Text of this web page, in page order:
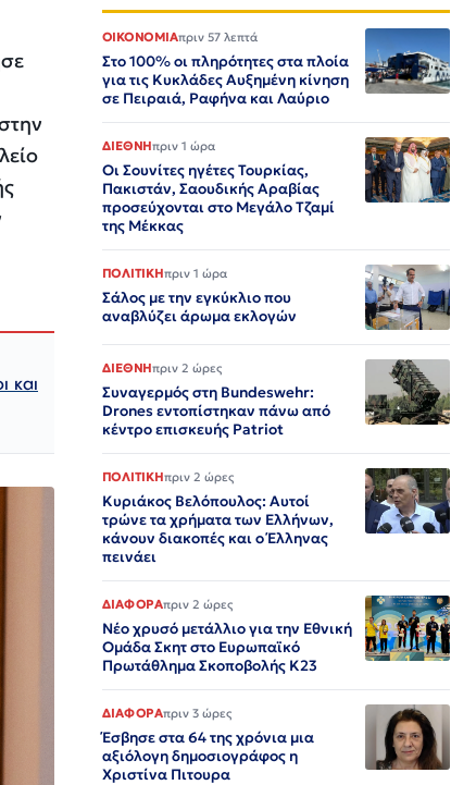
και
ΟΙΚΟΝΟΜΙΑπριν 57 λεπτά
Στο 100% οι πληρότητες στα πλοία
για τις Κυκλάδες Αυξημένη κίνηση
σε Πειραιά, Ραφήνα και Λαύριο
ΔΙΕΘΝΗπριν 1 ώρα
Οι Σουνίτες ηγέτες Τουρκίας,
Πακιστάν, Σαουδικής Αραβίας
προσεύχονται στο Μεγάλο Τζαμί
της Μέκκας
ΠΟΛΙΤΙΚΗπριν 1 ώρα
Σάλος με την εγκύκλιο που
αναβλύζει άρωμα εκλογών
ΔΙΕΘΝΗπριν 2 ώρες
Συναγερμός στη Bundeswehr:
Drones εντοπίστηκαν πάνω από
κέντρο επισκευής Patriot
ΠΟΛΙΤΙΚΗπριν 2 ώρες
Κυριάκος Βελόπουλος: Αυτοί
τρώνε τα χρήματα των Ελλήνων,
κάνουν διακοπές και ο Έλληνας
πεινάει
ΔΙΑΦΟΡΑπριν 2 ώρες
Nέο χρυσό μετάλλιο για την Εθνική
Ομάδα Σκητ στο Ευρωπαϊκό
Πρωτάθλημα Σκοποβολής Κ23
ΔΙΑΦΟΡΑπριν 3 ώρες
Έσβησε στα 64 της χρόνια μια
αξιόλογη δημοσιογράφος η
Χριστίνα Πιτουρα